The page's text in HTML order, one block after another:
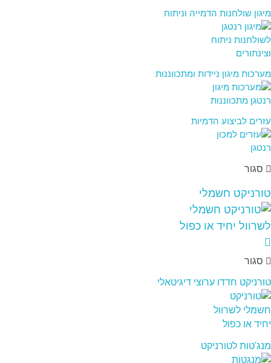
מיגון שולחנות הדמייה וניתוח
מערכות מיגון ניידות ומתכווננות
עזרים לביצוע הדמיות
סגור
טורניקט חשמלי
סגור
טורניקט חדדו ערוצי דיגיטאלי
מנג'טות לטורניקט